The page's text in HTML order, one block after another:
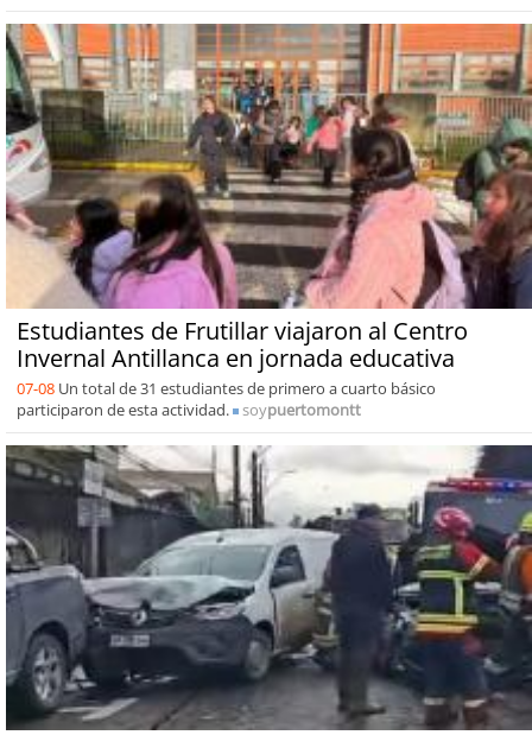
Estudiantes de Frutillar viajaron al Centro
Invernal Antillanca en jornada educativa
07-08 Un total de 31 estudiantes de primero a cuarto básico
participaron de esta actividad.
soypuertomontt